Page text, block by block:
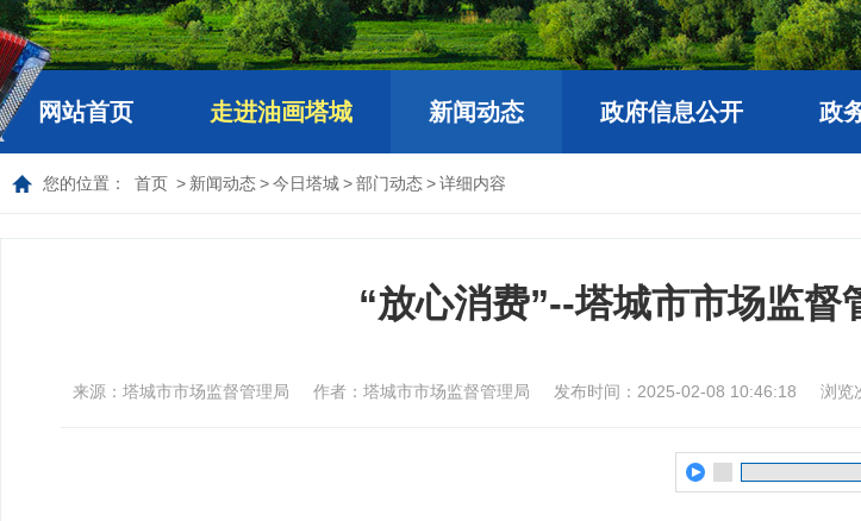
网站首页 走进油画塔城 新闻动态 政府信息公开 政
您的位置： 首页 > 新闻动态>今日塔城>部门动态>详细内容
“放心消费”--塔城市市场监督
来源：塔城市市场监督管理局 作者：塔城市市场监督管理局 发布时间：2025-02-08 10:46:18 浏览